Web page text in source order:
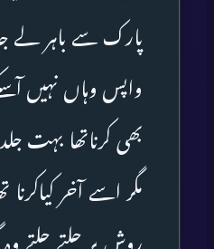
پارک سے باہر لے
واپس وہاں نہیں
بھی کرناتھا بہت
مگر اسے آخر کیاکرنا